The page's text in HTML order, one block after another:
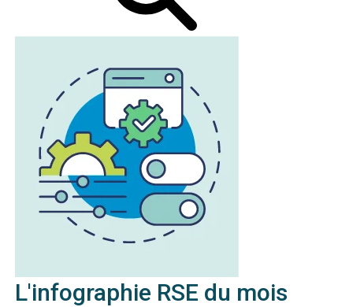
L'infographie RSE du mois